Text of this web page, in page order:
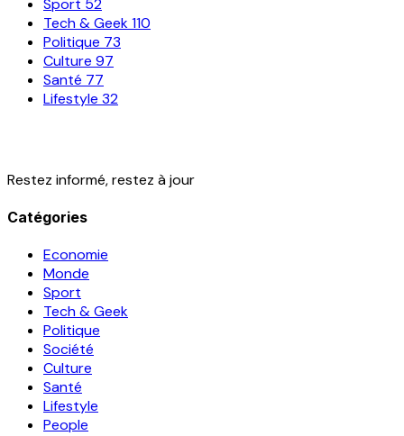
Sport 52
Tech & Geek110
Politique 73
Culture 97
Santé 77
Lifestyle 32
Restez informé, restez à jour
Catégories
Economie
Monde
Sport
Tech & Geek
Politique
Société
Culture
Santé
Lifestyle
People